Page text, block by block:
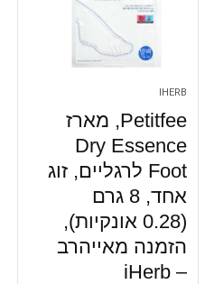
IHERB
Petitfee‏, מארז
Dry Essence
Foot לרגליים, זוג
אחד, 8 גרם
(0.28 אונקיות),
הזמנה מאייהרב
– iHerb